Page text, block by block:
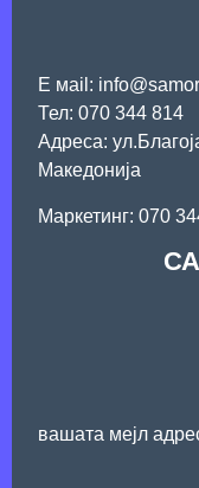
Е мail:
Тел: 070 344 814
Адреса:
Македонија
Mаркетинг: 070
вашата мејл